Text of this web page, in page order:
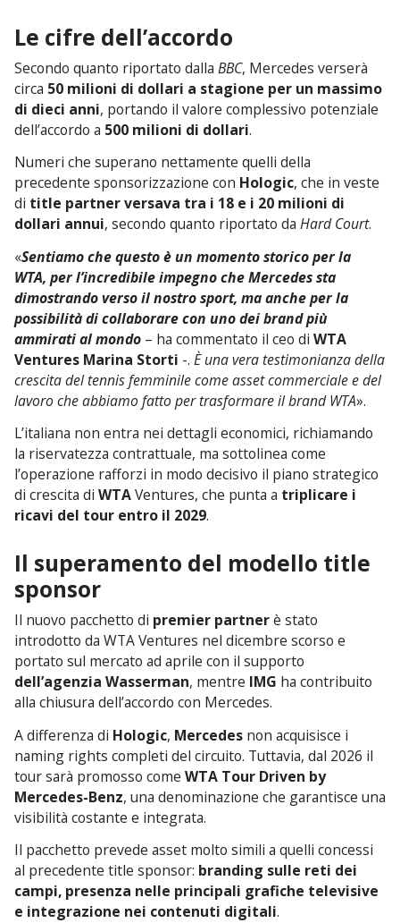
Le cifre dell’accordo
Secondo quanto riportato dalla BBC, Mercedes verserà
circa 50 milioni di dollari a stagione per un massimo
di dieci anni, portando il valore complessivo potenziale
dell’accordo a 500 milioni di dollari.
Numeri che superano nettamente quelli della
precedente sponsorizzazione con Hologic, che in veste
di title partner versava tra i 18 e i 20 milioni di
dollari annui, secondo quanto riportato da Hard Court.
«Sentiamo che questo è un momento storico per la
WTA, per l’incredibile impegno che Mercedes sta
dimostrando verso il nostro sport, ma anche per la
possibilità di collaborare con uno dei brand più
ammirati al mondo – ha commentato il ceo di WTA
Ventures Marina Storti -. È una vera testimonianza della
crescita del tennis femminile come asset commerciale e del
lavoro che abbiamo fatto per trasformare il brand WTA».
L’italiana non entra nei dettagli economici, richiamando
la riservatezza contrattuale, ma sottolinea come
l’operazione rafforzi in modo decisivo il piano strategico
di crescita di WTAVentures, che punta a triplicare i
ricavi del tour entro il 2029.
Il superamento del modello title
sponsor
Il nuovo pacchetto di premier partnerè stato
introdotto da WTA Ventures nel dicembre scorso e
portato sul mercato ad aprile con il supporto
dell’agenzia Wasserman, mentre IMG ha contribuito
alla chiusura dell’accordo con Mercedes.
A differenza di Hologic, Mercedes non acquisisce i
naming rights completi del circuito. Tuttavia, dal 2026 il
tour sarà promosso come WTA Tour Driven by
Mercedes-Benz, una denominazione che garantisce una
visibilità costante e integrata.
Il pacchetto prevede asset molto simili a quelli concessi
al precedente title sponsor: branding sulle reti dei
campi, presenza nelle principali grafiche televisive
e integrazione nei contenuti digitali.